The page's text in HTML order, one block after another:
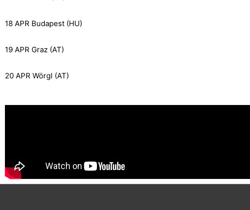
18 APR Budapest (HU)
19 APR Graz (AT)
20 APR Wörgl (AT)